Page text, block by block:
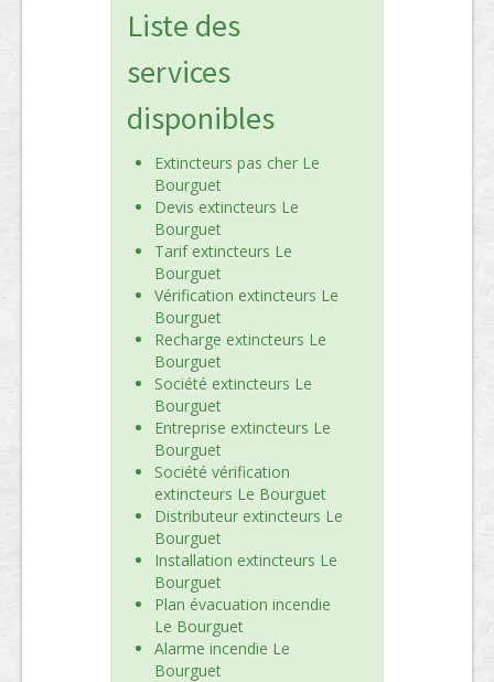
Liste des
services
disponibles
Extincteurs pas cher Le
Bourguet
Devis extincteurs Le
Bourguet
Tarif extincteurs Le
Bourguet
Vérification extincteurs Le
Bourguet
Recharge extincteurs Le
Bourguet
Société extincteurs Le
Bourguet
Entreprise extincteurs Le
Bourguet
Société vérification
extincteurs Le Bourguet
Distributeur extincteurs Le
Bourguet
Installation extincteurs Le
Bourguet
Plan évacuation incendie
Le Bourguet
Alarme incendie Le
Bourguet